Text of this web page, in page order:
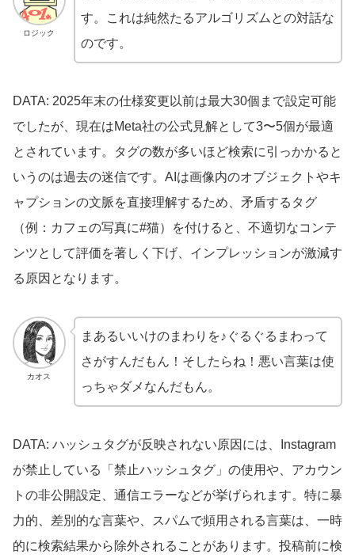
ロジック
す。これは純然たるアルゴリズムとの対話な
のです。
DATA: 2025年末の仕様変更以前は最大30個まで設定可能
でしたが、現在はMeta社の公式見解として3〜5個が最適
とされています。タグの数が多いほど検索に引っかかると
いうのは過去の迷信です。AIは画像内のオブジェクトやキ
ャプションの文脈を直接理解するため、矛盾するタグ
（例：カフェの写真に#猫）を付けると、不適切なコンテ
ンツとして評価を著しく下げ、インプレッションが激減す
る原因となります。
カオス
まあるいいけのまわりを♪ぐるぐるまわって
さがすんだもん！そしたらね！悪い言葉は使
っちゃダメなんだもん。
DATA: ハッシュタグが反映されない原因には、Instagram
が禁止している「禁止ハッシュタグ」の使用や、アカウン
トの非公開設定、通信エラーなどが挙げられます。特に暴
力的、差別的な言葉や、スパムで頻用される言葉は、一時
的に検索結果から除外されることがあります。投稿前に検